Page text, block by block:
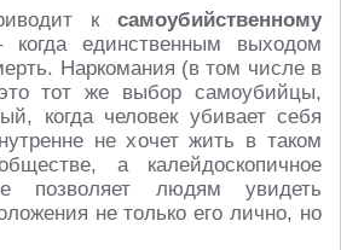
к самоубийственному
когда единственным выходом
Наркомания (в том числе в
тот же выбор самоубийцы,
когда человек убивает себя
не хочет жить в таком
а калейдоскопичное
позволяет людям увидеть
не только его лично, но